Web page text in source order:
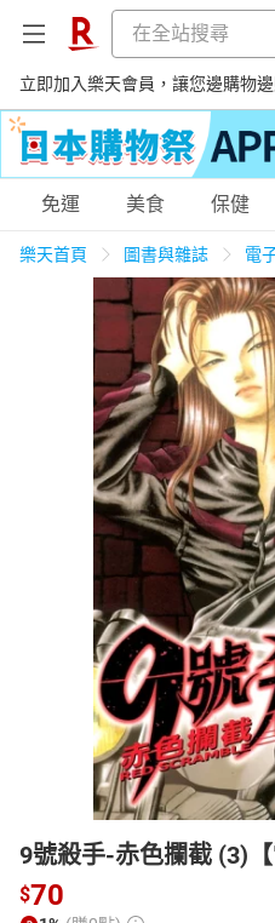
立即加入樂天會員，讓您邊購物邊
購物網分類
天天免運 美食蛋糕
居家生活 3C家電
男裝
日本購物 電子/紙本書
HOT
免運 美食 保健
樂天首頁 圖書與雜誌 電
9號殺手-赤色攔截 (3)【
$70